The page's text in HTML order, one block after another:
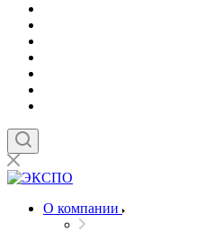
О компании